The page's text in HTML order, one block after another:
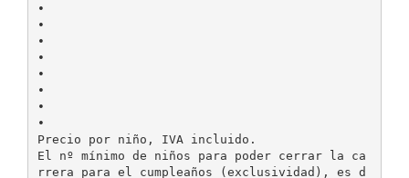
•
•
•
•
•
•
•
•
Precio por niño, IVA incluido.
El nº mínimo de niños para poder cerrar la ca
rrera para el cumpleaños (exclusividad), es d